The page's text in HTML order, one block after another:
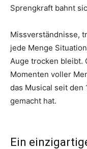
Sprengkraft bahnt
Missverständnisse,
jede Menge
Auge trocken bleibt.
Momenten voller
das Musical seit den
gemacht hat.
Ein